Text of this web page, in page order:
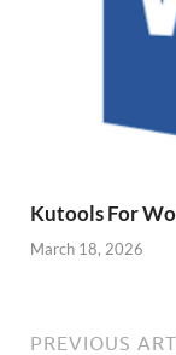
Kutools For
March 18, 2026
PREVIOUS